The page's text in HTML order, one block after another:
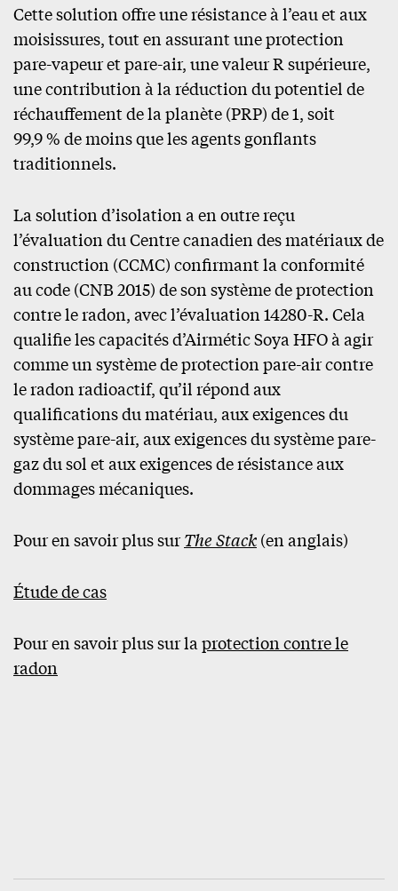
Cette solution offre une résistance à l’eau et aux
moisissures, tout en assurant une protection
pare-vapeur et pare-air, une valeur R supérieure,
une contribution à la réduction du potentiel de
réchauffement de la planète (PRP) de 1, soit
99,9 % de moins que les agents gonflants
traditionnels.
La solution d’isolation a en outre reçu
l’évaluation du Centre canadien des matériaux de
construction (CCMC) confirmant la conformité
au code (CNB 2015) de son système de protection
contre le radon, avec l’évaluation 14280-R. Cela
qualifie les capacités d’Airmétic Soya HFO à agir
comme un système de protection pare-air contre
le radon radioactif, qu’il répond aux
qualifications du matériau, aux exigences du
système pare-air, aux exigences du système pare-
gaz du sol et aux exigences de résistance aux
dommages mécaniques.
Pour en savoir plus surThe Stack(en anglais)
Étude de cas
Pour en savoir plus sur la protection contre le
radon